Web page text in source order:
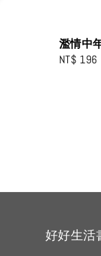
濫情中
Sale
NT$ 196
好好生活